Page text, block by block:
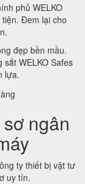
phủ WELKO
Đem lại cho
đẹp bền mầu.
WELKO Safes
lựa.
ngân
ty thiết bị vật tư
uy tín.